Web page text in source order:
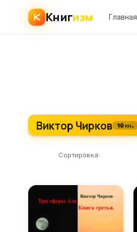
Книгизм Главная
Виктор Чирков 10 кн.
Сортировка: